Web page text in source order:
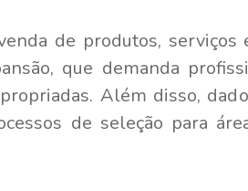
de produtos,
que demanda
Além disso,
de seleção para